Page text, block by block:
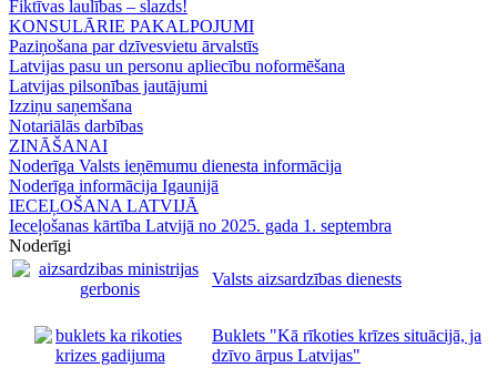
Fiktīvas laulības – slazds!
KONSULĀRIE PAKALPOJUMI
Paziņošana par dzīvesvietu ārvalstīs
Latvijas pasu un personu apliecību noformēšana
Latvijas pilsonības jautājumi
Izziņu saņemšana
Notariālās darbības
ZINĀŠANAI
Noderīga Valsts ieņēmumu dienesta informācija
Noderīga informācija Igaunijā
IECEĻOŠANA LATVIJĀ
Ieceļošanas kārtība Latvijā no 2025. gada 1. septembra
Noderīgi
Valsts aizsardzības dienests
Buklets "Kā rīkoties krīzes situācijā, ja
dzīvo ārpus Latvijas"